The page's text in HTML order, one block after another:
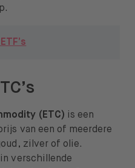
(ETC) is een
van een of meerdere
zilver of olie.
verschillende